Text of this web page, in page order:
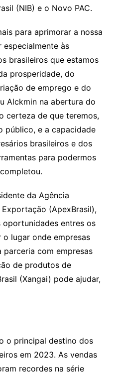
(NIB) e o Novo PAC.
para aprimorar a nossa
especialmente às
brasileiros que estamos
prosperidade, do
de emprego e do
Alckmin na abertura do
certeza de que teremos,
público, e a capacidade
brasileiros e dos
para podermos
da Agência
(ApexBrasil),
oportunidades entres os
o lugar onde empresas
parceria com empresas
de produtos de
(Xangai) pode ajudar,
o principal destino dos
em 2023. As vendas
recordes na série